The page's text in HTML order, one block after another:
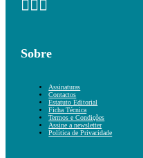
Sobre
Assinaturas
Contactos
Estatuto Editorial
Ficha Técnica
Termos e Condições
Assine a newsletter
Política de Privacidade